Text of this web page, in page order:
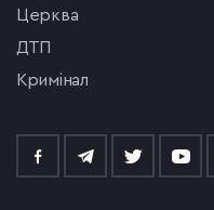
церква
ДТП
кримінал